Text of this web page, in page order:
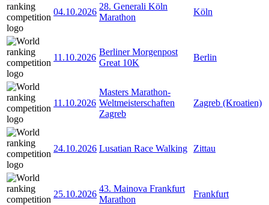
04.10.2026
28. Generali Köln
Marathon
Köln
11.10.2026
Berliner Morgenpost
Great 10K
Berlin
11.10.2026
Masters Marathon-
Weltmeisterschaften
Zagreb
Zagreb (Kroatien)
24.10.2026 Lusatian Race Walking Zittau
25.10.2026
43. Mainova Frankfurt
Marathon
Frankfurt